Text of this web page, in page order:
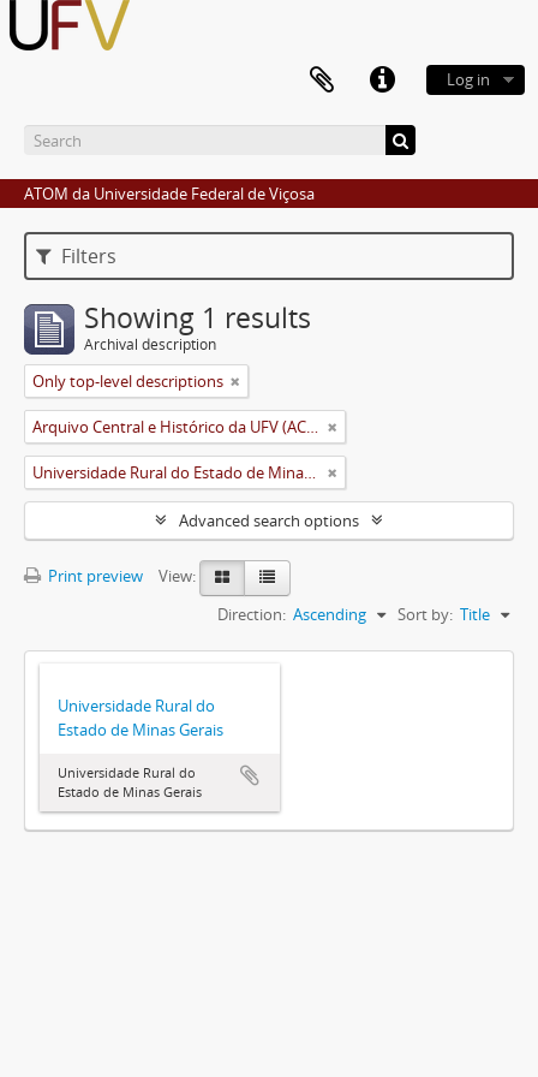
Log in
ATOM da Universidade Federal de Viçosa
Filters
Showing 1 results
Archival description
Only top-level descriptions
Arquivo Central e Histórico da UFV (ACH-UFV)
Universidade Rural do Estado de Minas Gerais (Uremg)
Advanced search options
Print preview
View:
Sort by: Title
Direction: Ascending
Universidade Rural do
Estado de Minas Gerais
Universidade Rural do
Estado de Minas Gerais